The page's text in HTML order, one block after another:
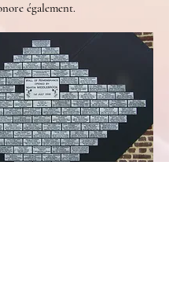
également.